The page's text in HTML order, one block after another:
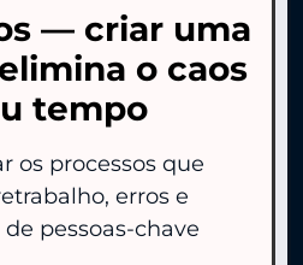
— criar uma
o caos
tempo
os processos que
erros e
pessoas-chave